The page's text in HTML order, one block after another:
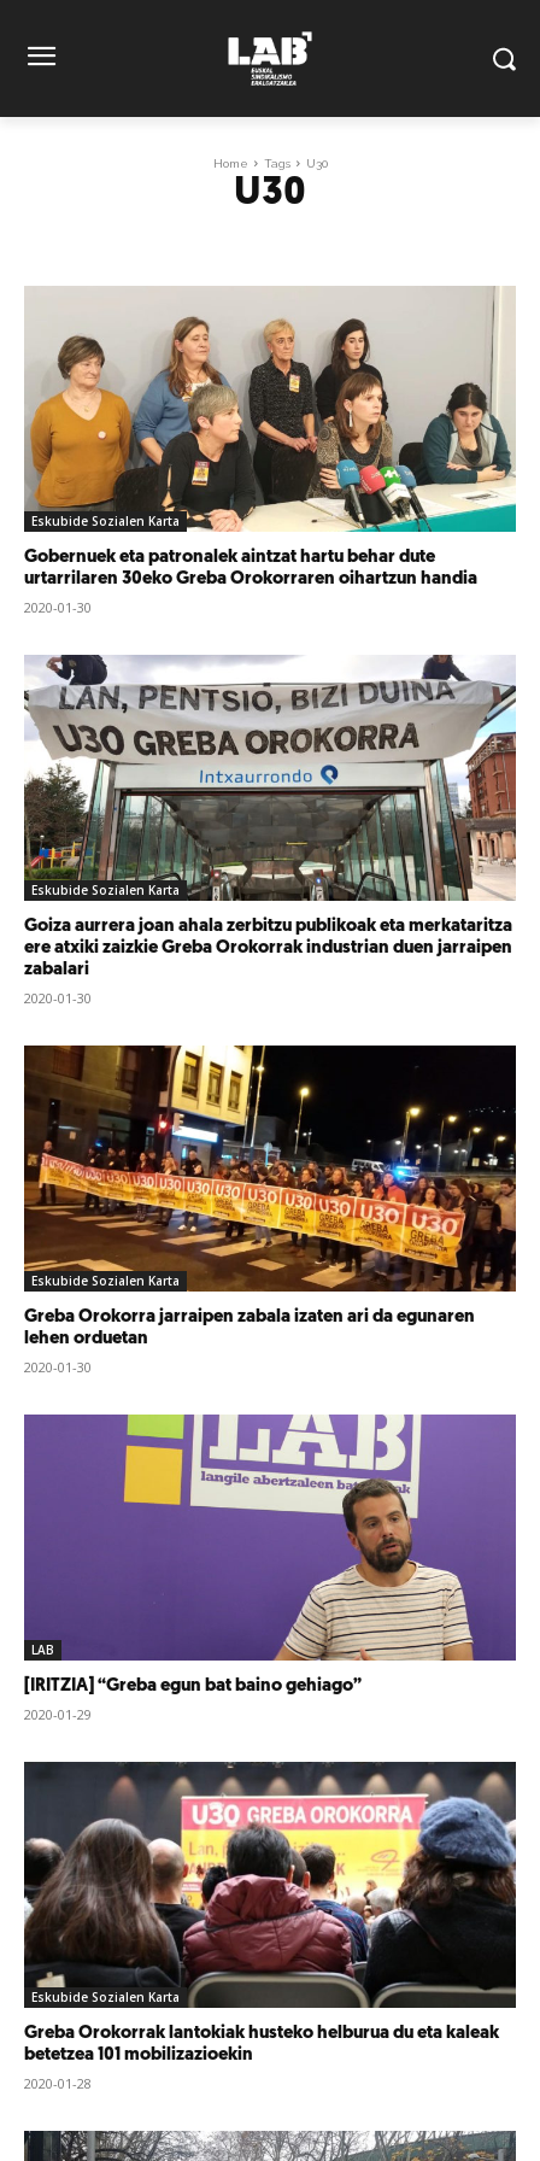
Home Tags U30
U30
Eskubide Sozialen Karta
Gobernuek eta patronalek aintzat hartu behar dute
urtarrilaren 30eko Greba Orokorraren oihartzun handia
2020-01-30
Eskubide Sozialen Karta
Goiza aurrera joan ahala zerbitzu publikoak eta merkataritza
ere atxiki zaizkie Greba Orokorrak industrian duen jarraipen
zabalari
2020-01-30
Eskubide Sozialen Karta
Greba Orokorra jarraipen zabala izaten ari da egunaren
lehen orduetan
2020-01-30
LAB
[IRITZIA] “Greba egun bat baino gehiago”
2020-01-29
Eskubide Sozialen Karta
Greba Orokorrak lantokiak husteko helburua du eta kaleak
betetzea 101 mobilizazioekin
2020-01-28